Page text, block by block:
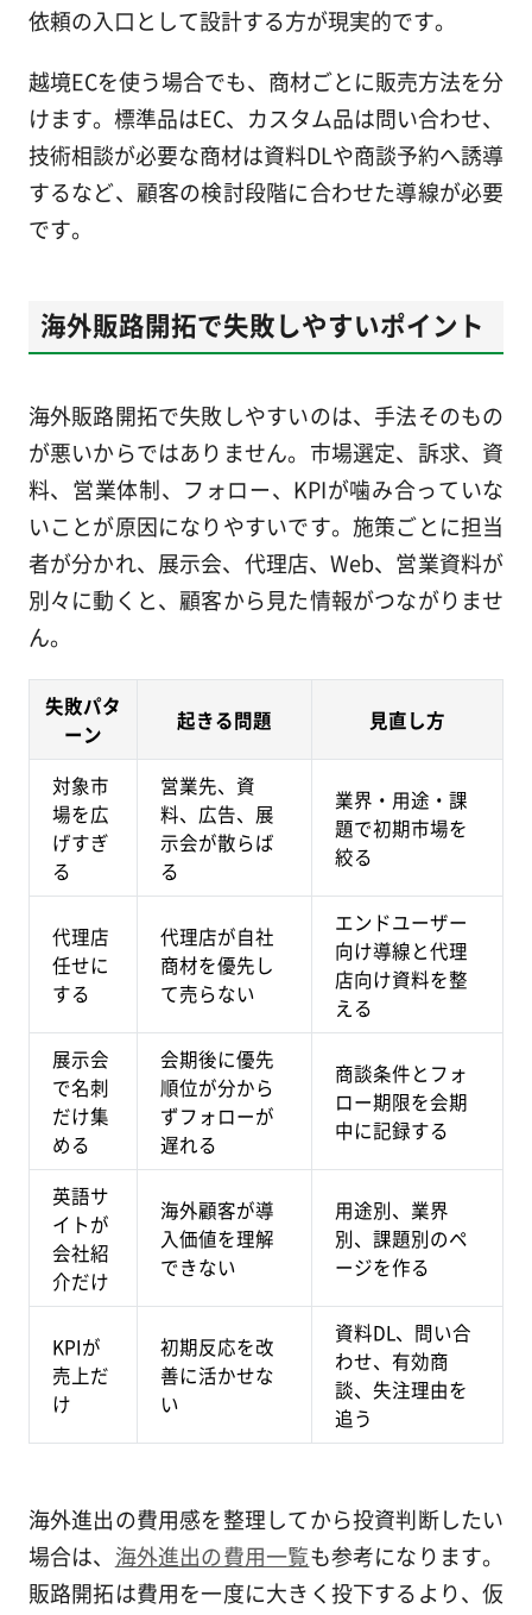
依頼の入口として設計する方が現実的です。
越境ECを使う場合でも、商材ごとに販売方法を分
けます。標準品はEC、カスタム品は問い合わせ、
技術相談が必要な商材は資料DLや商談予約へ誘導
するなど、顧客の検討段階に合わせた導線が必要
です。
海外販路開拓で失敗しやすいポイント
海外販路開拓で失敗しやすいのは、手法そのもの
が悪いからではありません。市場選定、訴求、資
料、営業体制、フォロー、KPIが噛み合っていな
いことが原因になりやすいです。施策ごとに担当
者が分かれ、展示会、代理店、Web、営業資料が
別々に動くと、顧客から見た情報がつながりませ
ん。
失敗パタ
ーン
起きる問題 見直し方
対象市
場を広
げすぎ
る
営業先、資
料、広告、展
示会が散らば
る
業界・用途・課
題で初期市場を
絞る
代理店
任せに
する
代理店が自社
商材を優先し
て売らない
エンドユーザー
向け導線と代理
店向け資料を整
える
展示会
で名刺
だけ集
める
会期後に優先
順位が分から
ずフォローが
遅れる
商談条件とフォ
ロー期限を会期
中に記録する
英語サ
イトが
会社紹
介だけ
海外顧客が導
入価値を理解
できない
用途別、業界
別、課題別のペ
ージを作る
KPIが
売上だ
け
初期反応を改
善に活かせな
い
資料DL、問い合
わせ、有効商
談、失注理由を
追う
海外進出の費用感を整理してから投資判断したい
場合は、 海外進出の費用一覧も参考になります。
販路開拓は費用を一度に大きく投下するより、仮